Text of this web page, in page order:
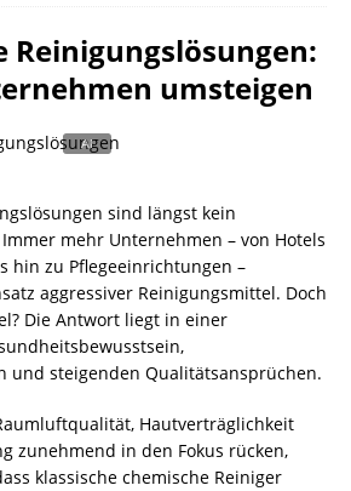
Reinigungslösungen:
umsteigen
sind längst kein
mehr Unternehmen – von Hotels
hin zu Pflegeeinrichtungen –
aggressiver Reinigungsmittel. Doch
Die Antwort liegt in einer
und steigenden Qualitätsansprüchen.
Hautverträglichkeit
zunehmend in den Fokus rücken,
klassische chemische Reiniger